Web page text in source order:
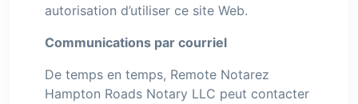
autorisation d’utiliser ce site Web.
Communications par courriel
De temps en temps, Remote Notarez
Hampton Roads Notary LLC peut contacter